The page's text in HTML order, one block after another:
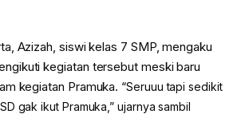
Azizah, siswi kelas 7 SMP, mengaku
kegiatan tersebut meski baru
kegiatan Pramuka. “Seruuu tapi sedikit
gak ikut Pramuka,” ujarnya sambil